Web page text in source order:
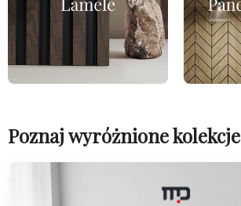
Poznaj wyróżnione kolekcje